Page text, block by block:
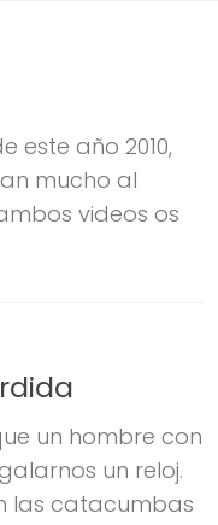
este año 2010,
mucho al
videos os
un hombre con
un reloj.
las catacumbas